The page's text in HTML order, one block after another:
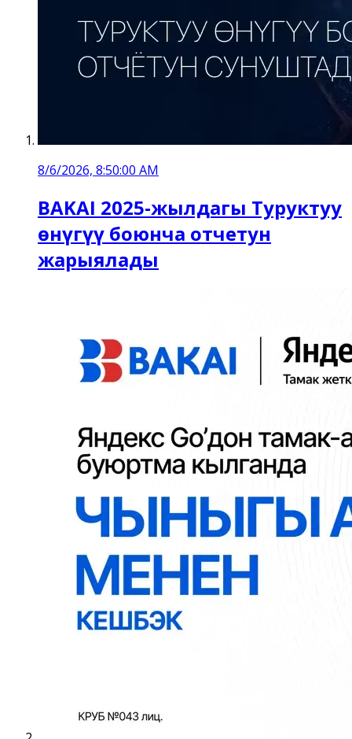
8/6/2026, 8:50:00 AM
BAKAI 2025-жылдагы Туруктуу
өнүгүү боюнча отчетун
жарыялады